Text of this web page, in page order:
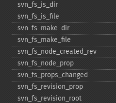
svn_​fs_​is_​dir
svn_​fs_​is_​file
svn_​fs_​make_​dir
svn_​fs_​make_​file
svn_​fs_​node_​created_​rev
svn_​fs_​node_​prop
svn_​fs_​props_​changed
svn_​fs_​revision_​prop
svn_​fs_​revision_​root